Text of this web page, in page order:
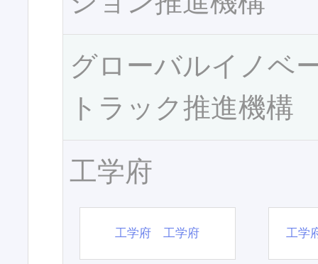
グローバルイノベ
トラック推進機構
工学府
工学府 工学府 工学